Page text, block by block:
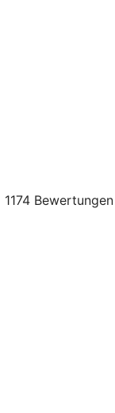
1174 Bewertungen